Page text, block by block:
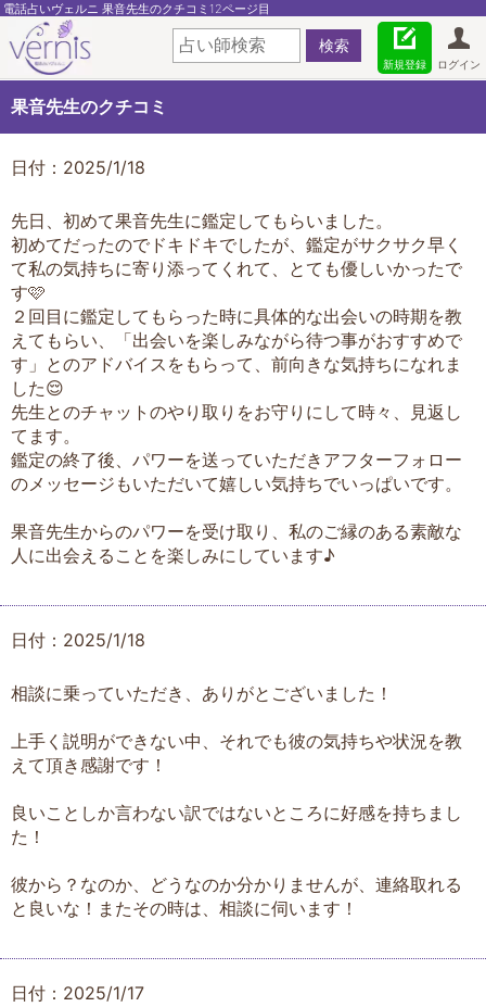
電話占いヴェルニ 果音先生のクチコミ12ページ目
ログイン
新規登録
果音先生のクチコミ
日付：2025/1/18
先日、初めて果音先生に鑑定してもらいました。
初めてだったのでドキドキでしたが、鑑定がサクサク早く
て私の気持ちに寄り添ってくれて、とても優しいかったで
す🩷
２回目に鑑定してもらった時に具体的な出会いの時期を教
えてもらい、「出会いを楽しみながら待つ事がおすすめで
す」とのアドバイスをもらって、前向きな気持ちになれま
した😌
先生とのチャットのやり取りをお守りにして時々、見返し
てます。
鑑定の終了後、パワーを送っていただきアフターフォロー
のメッセージもいただいて嬉しい気持ちでいっぱいです。
果音先生からのパワーを受け取り、私のご縁のある素敵な
人に出会えることを楽しみにしています♪
日付：2025/1/18
相談に乗っていただき、ありがとございました！
上手く説明ができない中、それでも彼の気持ちや状況を教
えて頂き感謝です！
良いことしか言わない訳ではないところに好感を持ちまし
た！
彼から？なのか、どうなのか分かりませんが、連絡取れる
と良いな！またその時は、相談に伺います！
日付：2025/1/17